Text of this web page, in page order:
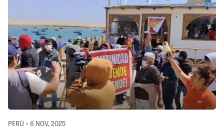
PERÚ • 6 NOV, 2025